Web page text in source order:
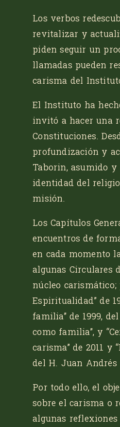
Los verbos
revitalizar y
piden seguir un
llamadas pueden
carisma del
El Instituto ha
invitó a hacer una
Constituciones.
profundización y
Taborin, asumido
identidad del
misión.
Los Capítulos
encuentros de
en cada momento
algunas Circulares
núcleo carismático;
Espiritualidad” de
familia” de 1999,
como familia”, y
carisma” de 2011 y
del H. Juan Andrés
Por todo ello, el
sobre el carisma o
algunas